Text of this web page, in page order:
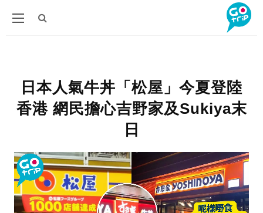
日本人氣牛丼「松屋」今夏登陸
香港 網民擔心吉野家及Sukiya末
日